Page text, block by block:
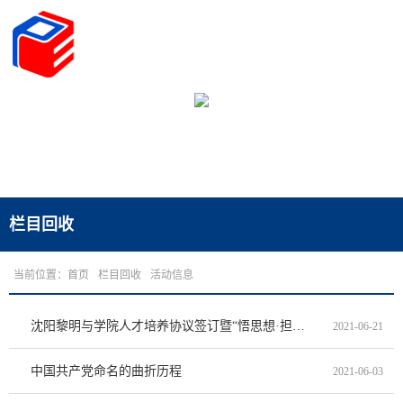
栏目回收
当前位置： 首页 栏目回收 活动信息
沈阳黎明与学院人才培养协议签订暨“悟思想·担使命，献礼建党100周年”党史学习教育专题微党课展评 2021-06-21
中国共产党命名的曲折历程 2021-06-03